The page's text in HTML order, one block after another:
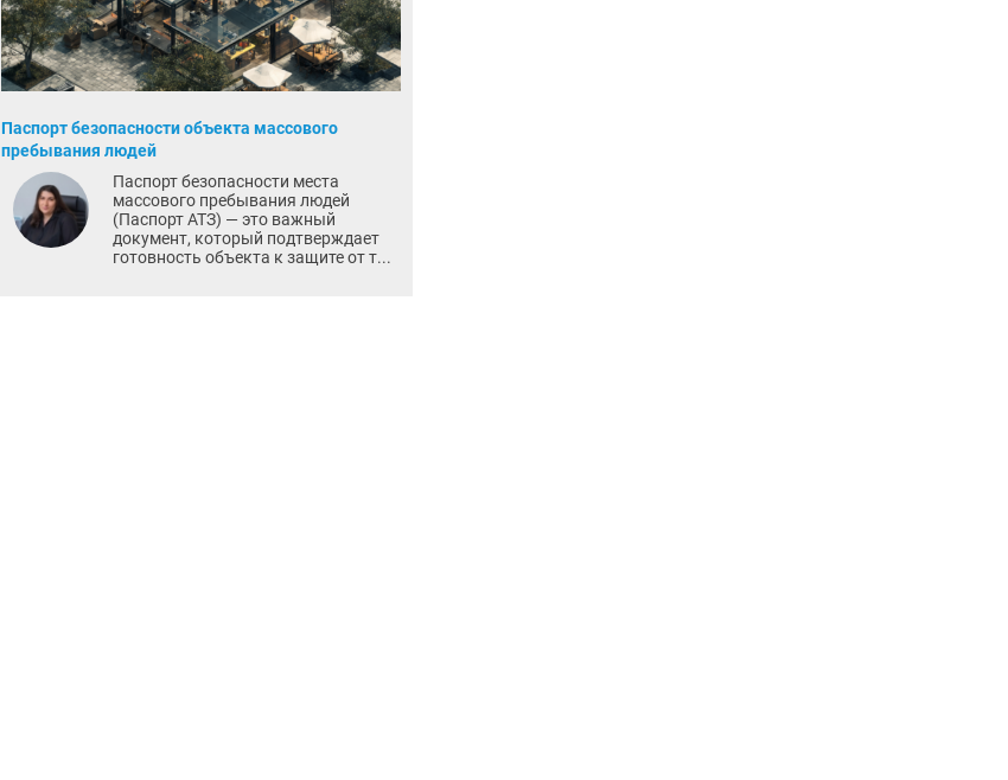
Паспорт безопасности объекта массового
пребывания людей
Паспорт безопасности места
массового пребывания людей
(Паспорт АТЗ) — это важный
документ, который подтверждает
готовность объекта к защите от т...